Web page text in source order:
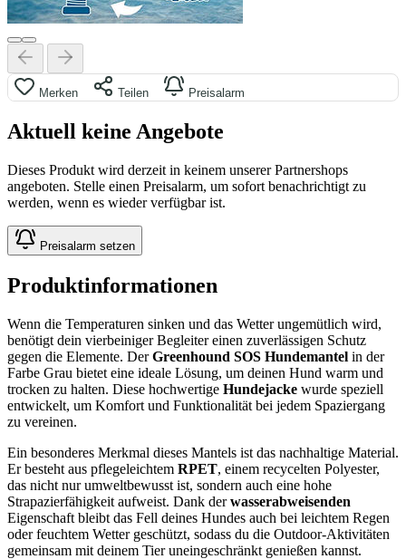
Merken Teilen Preisalarm
Aktuell keine Angebote
Dieses Produkt wird derzeit in keinem unserer Partnershops
angeboten. Stelle einen Preisalarm, um sofort benachrichtigt zu
werden, wenn es wieder verfügbar ist.
Preisalarm setzen
Produktinformationen
Wenn die Temperaturen sinken und das Wetter ungemütlich wird,
benötigt dein vierbeiniger Begleiter einen zuverlässigen Schutz
gegen die Elemente. DerGreenhound SOS Hundemantel in der
Farbe Grau bietet eine ideale Lösung, um deinen Hund warm und
trocken zu halten. Diese hochwertige Hundejacke wurde speziell
entwickelt, um Komfort und Funktionalität bei jedem Spaziergang
zu vereinen.
Ein besonderes Merkmal dieses Mantels ist das nachhaltige Material.
Er besteht aus pflegeleichtem RPET, einem recycelten Polyester,
das nicht nur umweltbewusst ist, sondern auch eine hohe
Strapazierfähigkeit aufweist. Dank derwasserabweisenden
Eigenschaft bleibt das Fell deines Hundes auch bei leichtem Regen
oder feuchtem Wetter geschützt, sodass du die Outdoor-Aktivitäten
gemeinsam mit deinem Tier uneingeschränkt genießen kannst.